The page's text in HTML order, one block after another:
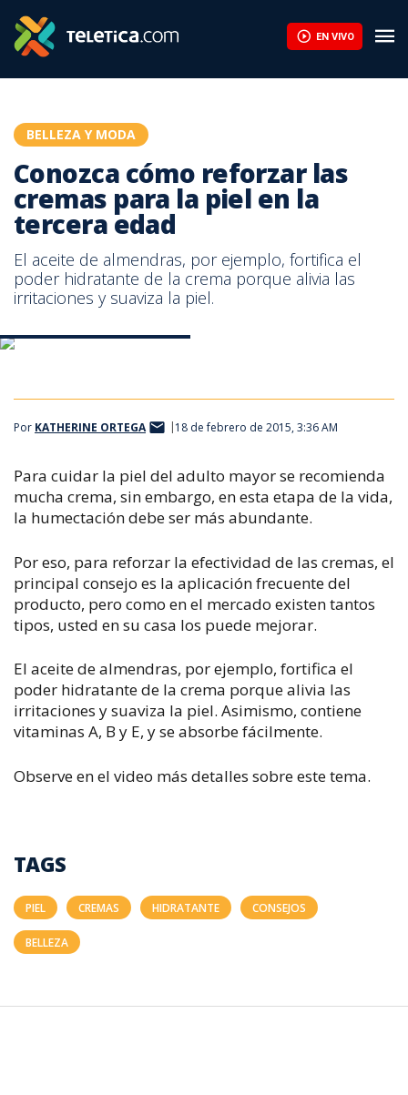
EN VIVO
BELLEZA Y MODA
Conozca cómo reforzar las
cremas para la piel en la
tercera edad
El aceite de almendras, por ejemplo, fortifica el
poder hidratante de la crema porque alivia las
irritaciones y suaviza la piel.
Por KATHERINE ORTEGA 18 de febrero de 2015, 3:36 AM
Para cuidar la piel del adulto mayor se recomienda
mucha crema, sin embargo, en esta etapa de la vida,
la humectación debe ser más abundante.
Por eso, para reforzar la efectividad de las cremas, el
principal consejo es la aplicación frecuente del
producto, pero como en el mercado existen tantos
tipos, usted en su casa los puede mejorar.
El aceite de almendras, por ejemplo, fortifica el
poder hidratante de la crema porque alivia las
irritaciones y suaviza la piel. Asimismo, contiene
vitaminas A, B y E, y se absorbe fácilmente.
Observe en el video más detalles sobre este tema.
TAGS
PIEL CREMAS HIDRATANTE CONSEJOS
BELLEZA